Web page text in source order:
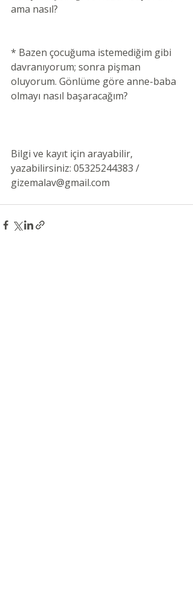
ama nasıl?
* Bazen çocuğuma istemediğim gibi
davranıyorum; sonra pişman
oluyorum. Gönlüme göre anne-baba
olmayı nasıl başaracağım?
Bilgi ve kayıt için arayabilir,
yazabilirsiniz: 05325244383 /
gizemalav@gmail.com